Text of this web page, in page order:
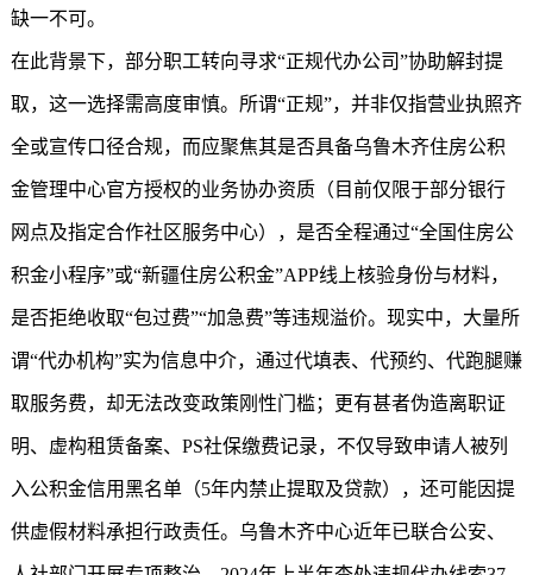
缺一不可。
在此背景下，部分职工转向寻求“正规代办公司”协助解封提
取，这一选择需高度审慎。所谓“正规”，并非仅指营业执照齐
全或宣传口径合规，而应聚焦其是否具备乌鲁木齐住房公积
金管理中心官方授权的业务协办资质（目前仅限于部分银行
网点及指定合作社区服务中心），是否全程通过“全国住房公
积金小程序”或“新疆住房公积金”APP线上核验身份与材料，
是否拒绝收取“包过费”“加急费”等违规溢价。现实中，大量所
谓“代办机构”实为信息中介，通过代填表、代预约、代跑腿赚
取服务费，却无法改变政策刚性门槛；更有甚者伪造离职证
明、虚构租赁备案、PS社保缴费记录，不仅导致申请人被列
入公积金信用黑名单（5年内禁止提取及贷款），还可能因提
供虚假材料承担行政责任。乌鲁木齐中心近年已联合公安、